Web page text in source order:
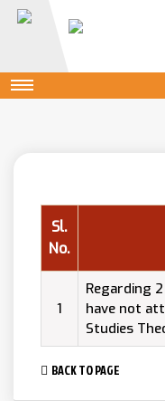
Sl.
No.
1
Regarding
have not
BACK TO PAGE